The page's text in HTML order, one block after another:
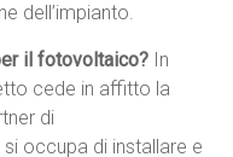
dell’impianto.
il fotovoltaico? In
cede in affitto la
di
occupa di installare e